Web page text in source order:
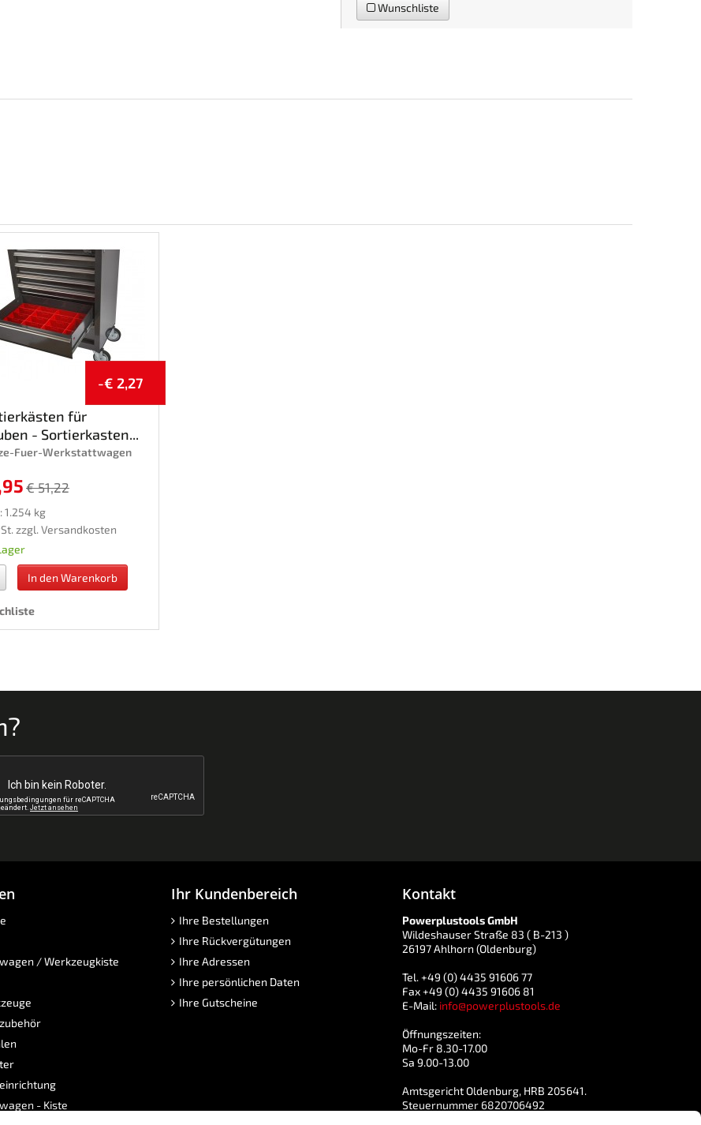
Wunschliste
-€ 2,27
für
- Sortierkasten...
Fuer-Werkstattwagen
€ 51,22
1.254 kg
zzgl. Versandkosten
In den Warenkorb
/ Werkzeugkiste
- Kiste
Ihr Kundenbereich
Ihre Bestellungen
Ihre Rückvergütungen
Ihre Adressen
Ihre persönlichen Daten
Ihre Gutscheine
Kontakt
Powerplustools GmbH
Wildeshauser Straße 83 ( B-213 )
26197 Ahlhorn (Oldenburg)
Tel. +49 (0) 4435 91606 77
Fax +49 (0) 4435 91606 81
E-Mail: info@powerplustools.de
Öffnungszeiten:
Mo-Fr 8.30-17.00
Sa 9.00-13.00
Amtsgericht Oldenburg, HRB 205641.
Steuernummer 6820706492